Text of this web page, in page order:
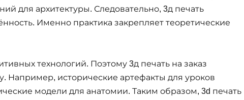
для архитектуры. Следовательно, 3д печать
Именно практика закрепляет теоретические
технологий. Поэтому 3д печать на заказ
Например, исторические артефакты для уроков
модели для анатомии. Таким образом, 3d печать